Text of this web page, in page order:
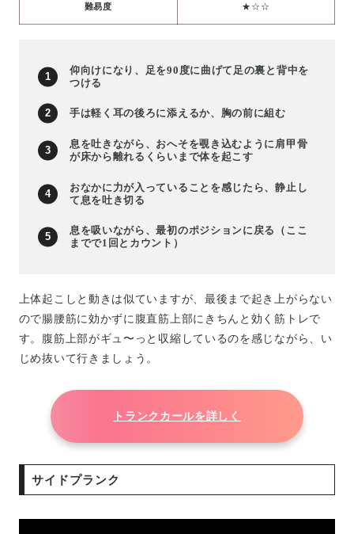
難易度 ★☆☆
仰向けになり、足を90度に曲げて足の裏と背中を
つける
手は軽く耳の後ろに添えるか、胸の前に組む
息を吐きながら、おへそを覗き込むように肩甲骨
が床から離れるくらいまで体を起こす
おなかに力が入っていることを感じたら、静止し
て息を吐き切る
息を吸いながら、最初のポジションに戻る（ここ
までで1回とカウント）
上体起こしと動きは似ていますが、最後まで起き上がらない
ので腸腰筋に効かずに腹直筋上部にきちんと効く筋トレで
す。腹筋上部がギュ〜っと収縮しているのを感じながら、い
じめ抜いて行きましょう。
トランクカールを詳しく
サイドプランク